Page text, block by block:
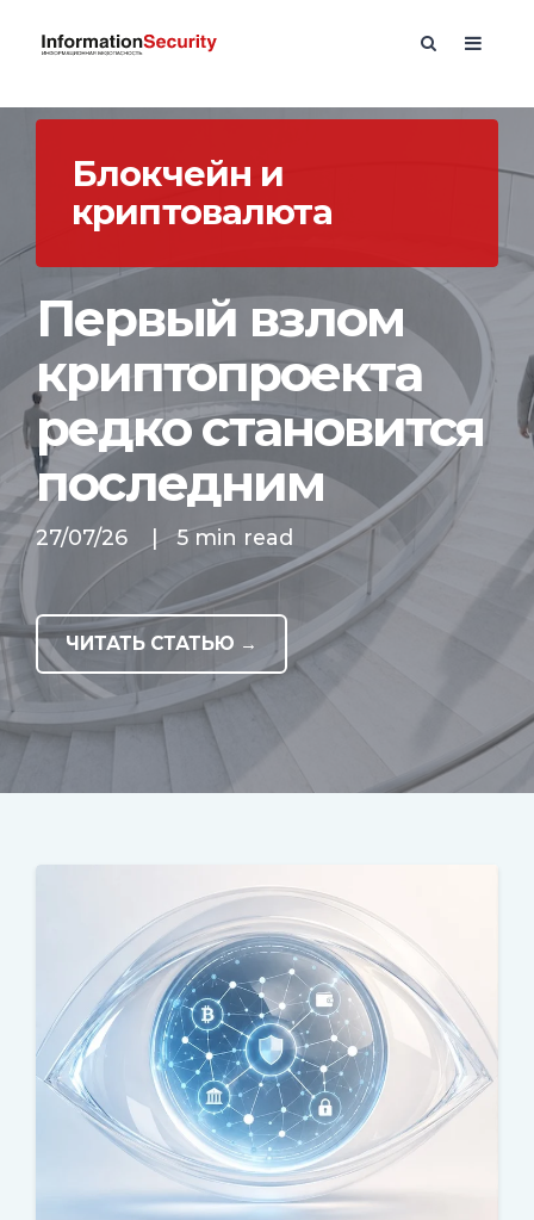
Блокчейн и
криптовалюта
Первый взлом
криптопроекта
редко становится
последним
27/07/26 5 min read
ЧИТАТЬ СТАТЬЮ →